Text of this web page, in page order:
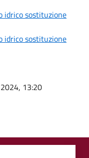
idrico sostituzione
idrico sostituzione
13:20